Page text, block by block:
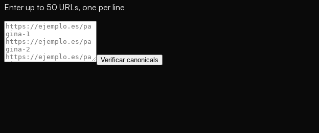
Enter up to 50 URLs, one per line
Verificar canonicals